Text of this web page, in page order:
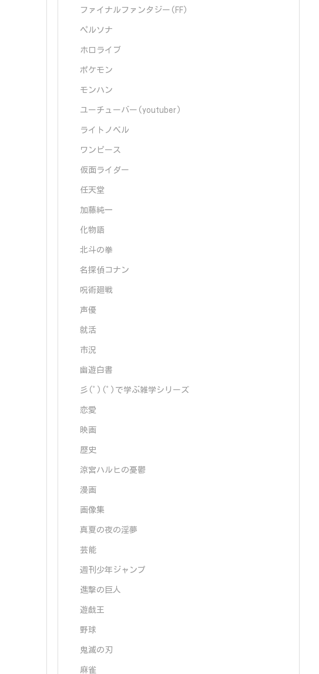
ファイナルファンタジー(FF)
ペルソナ
ホロライブ
ポケモン
モンハン
ユーチューバー(youtuber)
ライトノベル
ワンピース
仮面ライダー
任天堂
加藤純一
化物語
北斗の拳
名探偵コナン
呪術廻戦
声優
就活
市況
幽遊白書
彡(ﾟ)(ﾟ)で学ぶ雑学シリーズ
恋愛
映画
歴史
涼宮ハルヒの憂鬱
漫画
画像集
真夏の夜の淫夢
芸能
週刊少年ジャンプ
進撃の巨人
遊戯王
野球
鬼滅の刃
麻雀